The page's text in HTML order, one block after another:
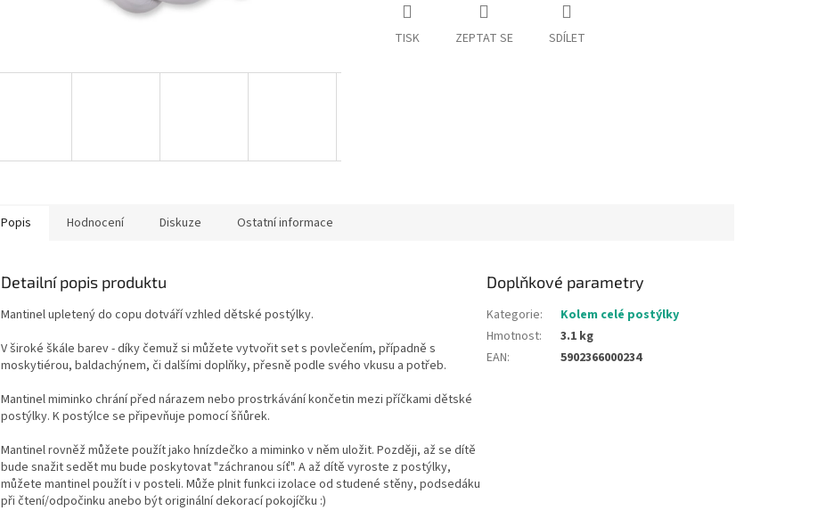
TISK ZEPTAT SE SDÍLET
Popis Hodnocení Diskuze Ostatní informace
Detailní popis produktu
Mantinel upletený do copu dotváří vzhled dětské postýlky.
V široké škále barev - díky čemuž si můžete vytvořit set s povlečením, případně s
moskytiérou, baldachýnem, či dalšími doplňky, přesně podle svého vkusu a potřeb.
Mantinel miminko chrání před nárazem nebo prostrkávání končetin mezi příčkami dětské
postýlky. K postýlce se připevňuje pomocí šňůrek.
Mantinel rovněž můžete použít jako hnízdečko a miminko v něm uložit. Později, až se dítě
bude snažit sedět mu bude poskytovat "záchranou síť". A až dítě vyroste z postýlky,
můžete mantinel použít i v posteli. Může plnit funkci izolace od studené stěny, podsedáku
při čtení/odpočinku anebo být originální dekorací pokojíčku :)
Doplňkové parametry
Kategorie:
Kolem celé postýlky
Hmotnost:
3.1 kg
EAN: 5902366000234